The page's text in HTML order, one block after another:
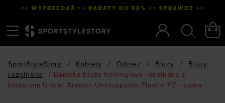
<< WYPRZEDAŻ >> RABATY DO 50% >> SPRAWDŹ >>
SportStyleStory / Kobiety / Odzież / Bluzy /
Bluzy
rozpinane
/ Damska bluza treningowa rozpinana z
kapturem Under Armour Unstoppable Fleece FZ - szara